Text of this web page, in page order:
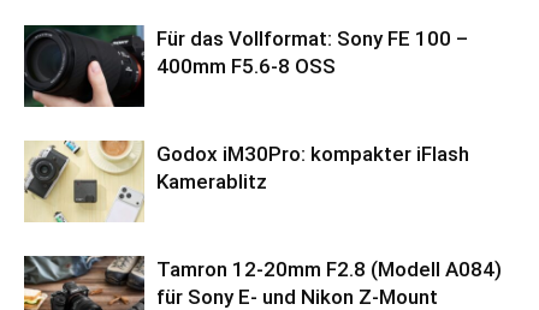
Für das Vollformat: Sony FE 100 –
400mm F5.6-8 OSS
Godox iM30Pro: kompakter iFlash
Kamerablitz
Tamron 12-20mm F2.8 (Modell A084)
für Sony E- und Nikon Z-Mount